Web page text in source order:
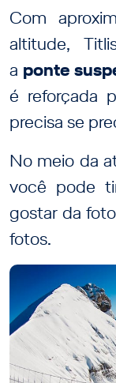
Com
altitude,
a ponte
é reforçada
precisa se
No meio da
você pode
gostar da
fotos.